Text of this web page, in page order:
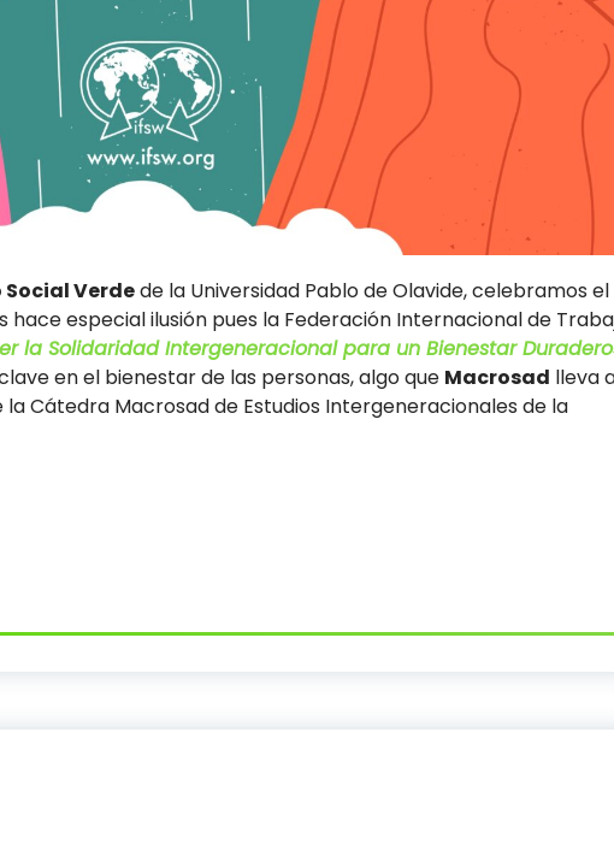
Verdede la Universidad Pablo de Olavide, celebramos
hace especial ilusión pues la Federación Internacional de
la Solidaridad Intergeneracional para un Bienestar
en el bienestar de las personas, algo que Macrosad lleva
Cátedra Macrosad de Estudios Intergeneracionales de la